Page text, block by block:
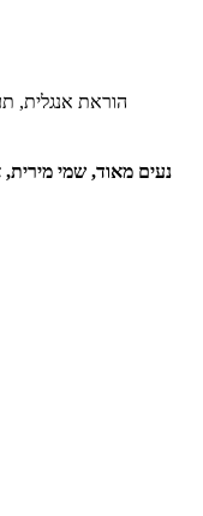
הוראת אנגלית,